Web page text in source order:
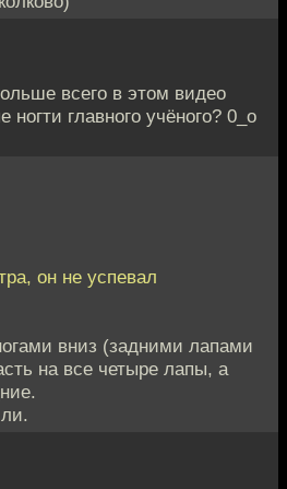
всего в этом видео
главного учёного? 0_о
он не успевал
вниз (задними лапами
на все четыре лапы, а